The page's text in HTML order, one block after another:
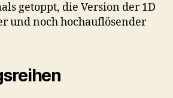
getoppt, die Version der 1D
und noch hochauflösender